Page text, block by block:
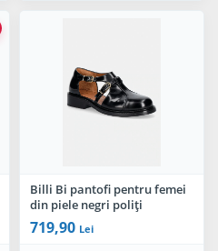
Billi Bi pantofi pentru femei
din piele negri poliți
719,90 Lei